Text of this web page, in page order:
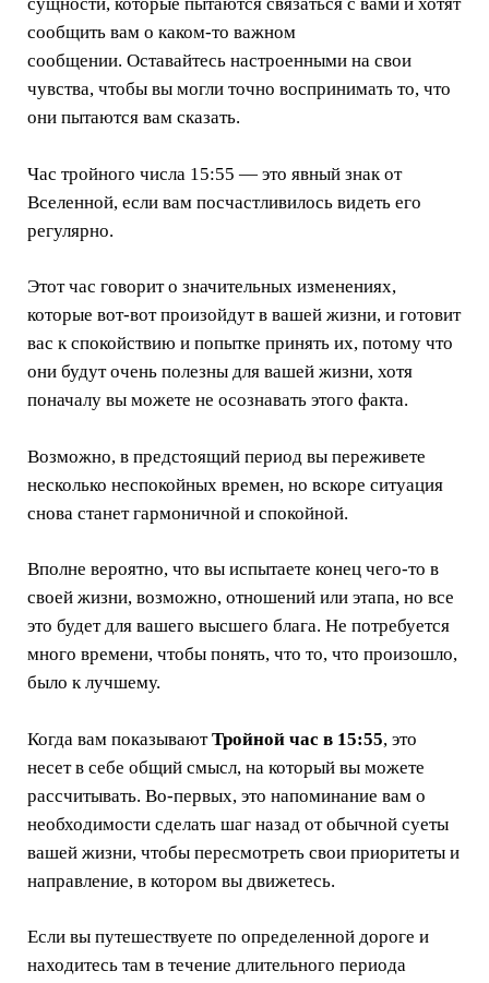
сущности, которые пытаются связаться с вами и хотят
сообщить вам о каком-то важном
сообщении. Оставайтесь настроенными на свои
чувства, чтобы вы могли точно воспринимать то, что
они пытаются вам сказать.
Час тройного числа 15:55 — это явный знак от
Вселенной, если вам посчастливилось видеть его
регулярно.
Этот час говорит о значительных изменениях,
которые вот-вот произойдут в вашей жизни, и готовит
вас к спокойствию и попытке принять их, потому что
они будут очень полезны для вашей жизни, хотя
поначалу вы можете не осознавать этого факта.
Возможно, в предстоящий период вы переживете
несколько неспокойных времен, но вскоре ситуация
снова станет гармоничной и спокойной.
Вполне вероятно, что вы испытаете конец чего-то в
своей жизни, возможно, отношений или этапа, но все
это будет для вашего высшего блага. Не потребуется
много времени, чтобы понять, что то, что произошло,
было к лучшему.
Когда вам показываютТройной час в 15:55, это
несет в себе общий смысл, на который вы можете
рассчитывать. Во-первых, это напоминание вам о
необходимости сделать шаг назад от обычной суеты
вашей жизни, чтобы пересмотреть свои приоритеты и
направление, в котором вы движетесь.
Если вы путешествуете по определенной дороге и
находитесь там в течение длительного периода